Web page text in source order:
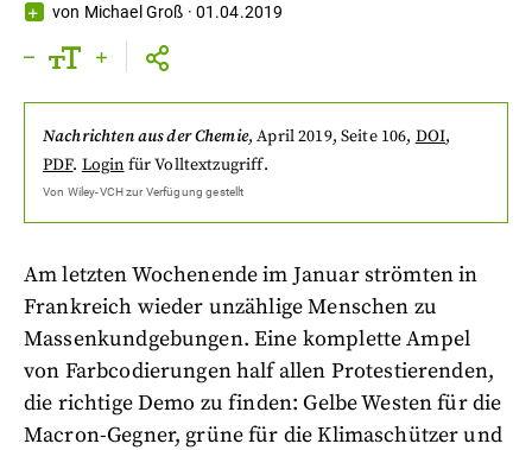
von Michael Groß · 01.04.2019
Nachrichten aus der Chemie,April 2019, Seite 106, DOI,
PDF. Login für Volltextzugriff.
Von Wiley-VCHzur Verfügung gestellt
Am letzten Wochenende im Januar strömten in
Frankreich wieder unzählige Menschen zu
Massenkundgebungen. Eine komplette Ampel
von Farbcodierungen half allen Protestierenden,
die richtige Demo zu finden: Gelbe Westen für die
Macron-Gegner, grüne für die Klimaschützer und